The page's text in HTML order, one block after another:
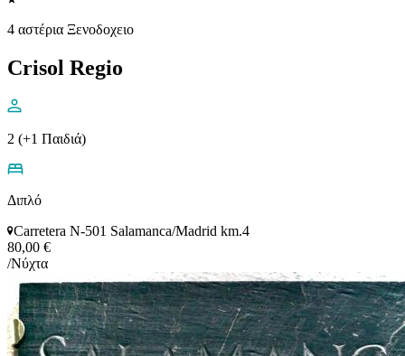
4 αστέρια Ξενοδοχειο
Crisol Regio
2 (+1 Παιδιά)
Διπλό
Carretera N-501 Salamanca/Madrid km.4
80,00 €
/Νύχτα